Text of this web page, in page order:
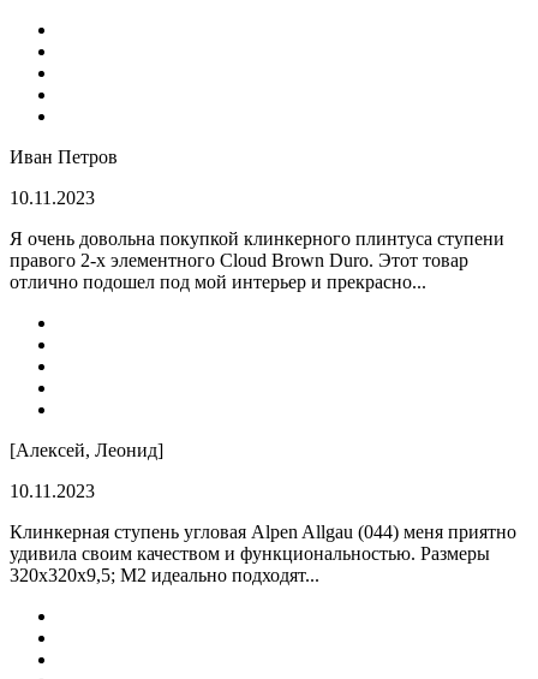
Иван Петров
10.11.2023
Я очень довольна покупкой клинкерного плинтуса ступени
правого 2-х элементного Cloud Brown Duro. Этот товар
отлично подошел под мой интерьер и прекрасно...
[Алексей, Леонид]
10.11.2023
Клинкерная ступень угловая Alpen Allgau (044) меня приятно
удивила своим качеством и функциональностью. Размеры
320x320x9,5; M2 идеально подходят...